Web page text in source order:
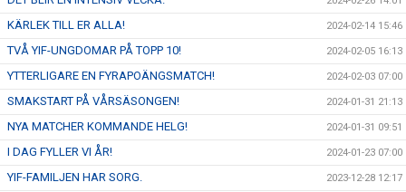
KÄRLEK TILL ER ALLA! 2024-02-14 15:46
TVÅ YIF-UNGDOMAR PÅ TOPP 10! 2024-02-05 16:13
YTTERLIGARE EN FYRAPOÄNGSMATCH! 2024-02-03 07:00
SMAKSTART PÅ VÅRSÄSONGEN! 2024-01-31 21:13
NYA MATCHER KOMMANDE HELG! 2024-01-31 09:51
I DAG FYLLER VI ÅR! 2024-01-23 07:00
YIF-FAMILJEN HAR SORG. 2023-12-28 12:17